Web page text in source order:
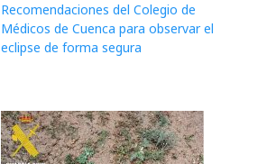
Recomendaciones del Colegio de
Médicos de Cuenca para observar el
eclipse de forma segura